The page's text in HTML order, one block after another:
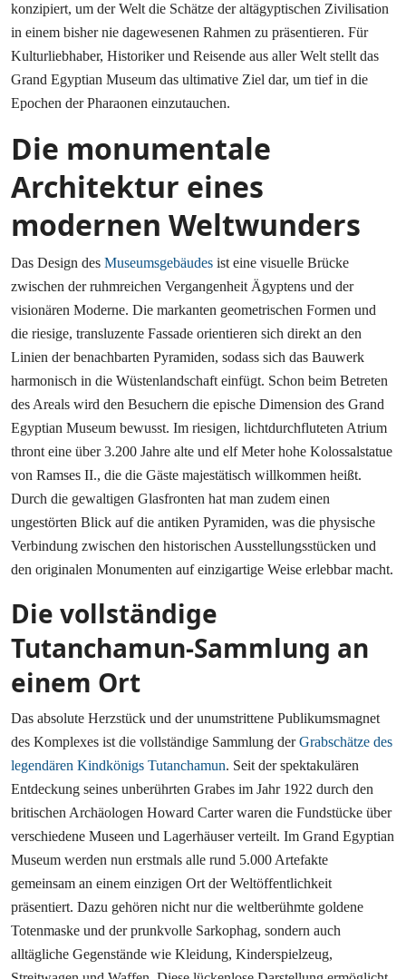
konzipiert, um der Welt die Schätze der altägyptischen Zivilisation
in einem bisher nie dagewesenen Rahmen zu präsentieren. Für
Kulturliebhaber, Historiker und Reisende aus aller Welt stellt das
Grand Egyptian Museum das ultimative Ziel dar, um tief in die
Epochen der Pharaonen einzutauchen.
Die monumentale
Architektur eines
modernen Weltwunders
Das Design des Museumsgebäudes ist eine visuelle Brücke
zwischen der ruhmreichen Vergangenheit Ägyptens und der
visionären Moderne. Die markanten geometrischen Formen und
die riesige, transluzente Fassade orientieren sich direkt an den
Linien der benachbarten Pyramiden, sodass sich das Bauwerk
harmonisch in die Wüstenlandschaft einfügt. Schon beim Betreten
des Areals wird den Besuchern die epische Dimension des Grand
Egyptian Museum bewusst. Im riesigen, lichtdurchfluteten Atrium
thront eine über 3.200 Jahre alte und elf Meter hohe Kolossalstatue
von Ramses II., die die Gäste majestätisch willkommen heißt.
Durch die gewaltigen Glasfronten hat man zudem einen
ungestörten Blick auf die antiken Pyramiden, was die physische
Verbindung zwischen den historischen Ausstellungsstücken und
den originalen Monumenten auf einzigartige Weise erlebbar macht.
Die vollständige
Tutanchamun-Sammlung an
einem Ort
Das absolute Herzstück und der unumstrittene Publikumsmagnet
des Komplexes ist die vollständige Sammlung derGrabschätze des
legendären Kindkönigs Tutanchamun. Seit der spektakulären
Entdeckung seines unberührten Grabes im Jahr 1922 durch den
britischen Archäologen Howard Carter waren die Fundstücke über
verschiedene Museen und Lagerhäuser verteilt. Im Grand Egyptian
Museum werden nun erstmals alle rund 5.000 Artefakte
gemeinsam an einem einzigen Ort der Weltöffentlichkeit
präsentiert. Dazu gehören nicht nur die weltberühmte goldene
Totenmaske und der prunkvolle Sarkophag, sondern auch
alltägliche Gegenstände wie Kleidung, Kinderspielzeug,